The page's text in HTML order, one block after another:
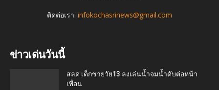
ติดต่อเรา: infokochasrinews@gmail.com
ข่าวเด่นวันนี้
สลด เด็กชายวัย13 ลงเล่นน้ำจมน้ำดับต่อหน้า
เพื่อน